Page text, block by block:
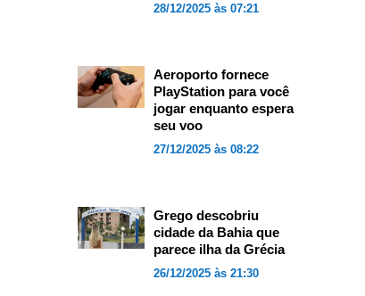
28/12/2025 às 07:21
Aeroporto fornece
PlayStation para você
jogar enquanto espera
seu voo
27/12/2025 às 08:22
Grego descobriu
cidade da Bahia que
parece ilha da Grécia
26/12/2025 às 21:30